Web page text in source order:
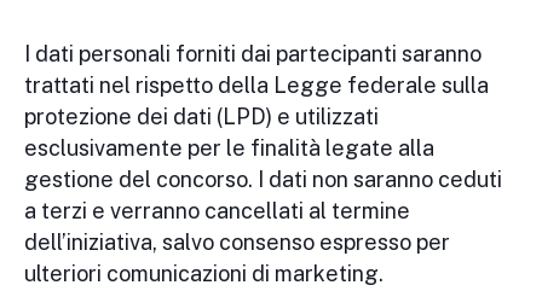
I dati personali forniti dai partecipanti saranno
trattati nel rispetto della Legge federale sulla
protezione dei dati (LPD) e utilizzati
esclusivamente per le finalità legate alla
gestione del concorso. I dati non saranno ceduti
a terzi e verranno cancellati al termine
dell’iniziativa, salvo consenso espresso per
ulteriori comunicazioni di marketing.